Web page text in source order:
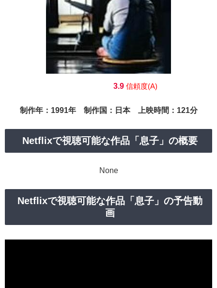
3.9信頼度(A)
制作年：1991年 制作国：日本 上映時間：121分
Netflixで視聴可能な作品「息子」の概要
None
Netflixで視聴可能な作品「息子」の予告動
画